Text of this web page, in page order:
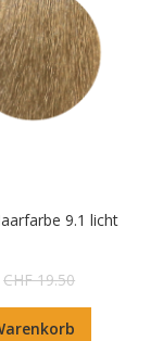
9.1 licht
CHF 19.50